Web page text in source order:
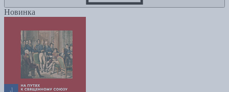
Новинка